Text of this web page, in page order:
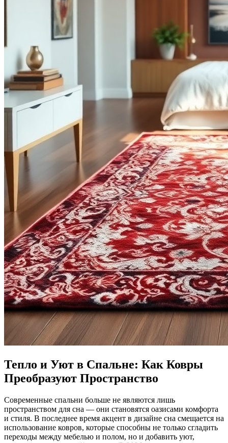
Тепло и Уют в Спальне: Как Ковры
Преобразуют Пространство
Современные спальни больше не являются лишь
пространством для сна — они становятся оазисами комфорта
и стиля. В последнее время акцент в дизайне сна смещается на
использование ковров, которые способны не только сгладить
переходы между мебелью и полом, но и добавить уют,